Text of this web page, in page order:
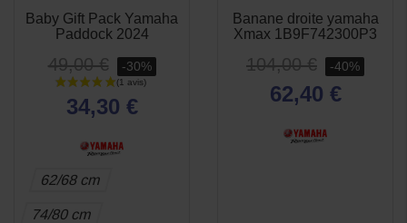
Baby Gift Pack Yamaha
Paddock 2024
49,00 € -30%
34,30 €
62/68 cm
74/80 cm
Banane droite yamaha
Xmax 1B9F742300P3
104,00 € -40%
62,40 €
APERÇU
RAPIDE
APERÇU
RAPIDE